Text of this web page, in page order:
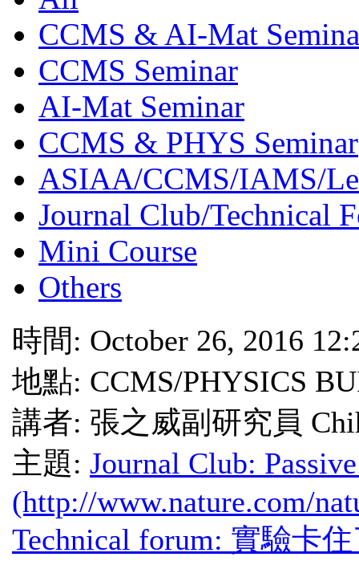
CCMS & AI-Mat
CCMS Seminar
AI-Mat Seminar
CCMS & PHYS Seminar
ASIAA/CCMS/IAMS/
Journal Club/Technical
Mini Course
Others
時間: October 26, 2016
地點: CCMS/PHYSICS
講者: 張之威副研究員
主題: Journal Club:
(http://www.nature.com/
Technical forum: 實驗卡